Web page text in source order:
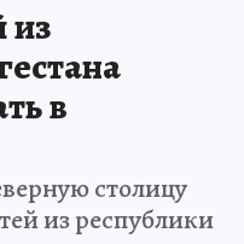
из
в
столицу
из республики